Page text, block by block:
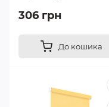
306 грн
До кошика